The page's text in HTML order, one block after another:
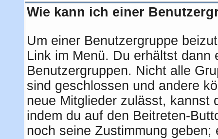
Wie kann ich einer
Um einer Benutzergruppe
Link im Menü. Du erhältst dann
Benutzergruppen. Nicht alle
sind geschlossen und andere
neue Mitglieder zulässt, kannst
indem du auf den Beitreten-
noch seine Zustimmung